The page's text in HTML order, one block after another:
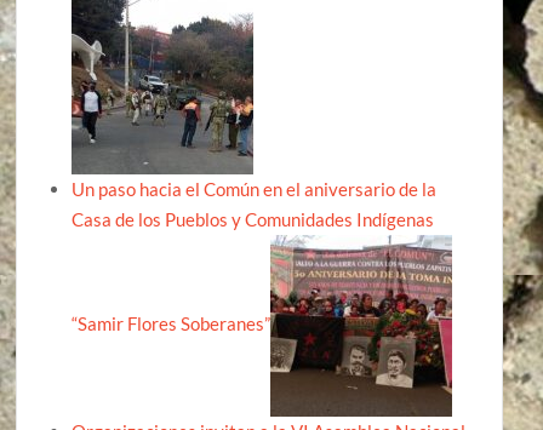
Un paso hacia el Común en el aniversario de la
Casa de los Pueblos y Comunidades Indígenas
“Samir Flores Soberanes”